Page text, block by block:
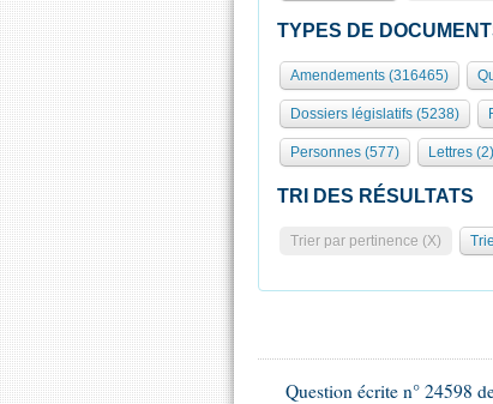
TYPES DE
Amendements (316465)
Dossiers législatifs (5238)
Personnes (577) Lettres (2)
TRI DES RÉSULTATS
Trier par pertinence (X)
Question écrite n° 24598